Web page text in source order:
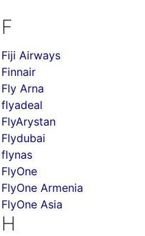
F
Fiji Airways
Finnair
Fly Arna
flyadeal
FlyArystan
Flydubai
flynas
FlyOne
FlyOne Armenia
FlyOne Asia
H